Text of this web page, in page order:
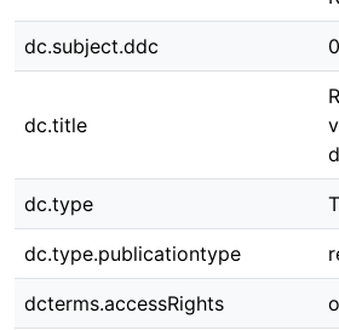
dc.subject.ddc
dc.title
dc.type
dc.type.publicationtype
dcterms.accessRights